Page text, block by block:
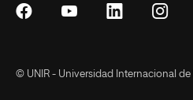
SíguenosSíguenos
Síguenos
© UNIR - Universidad Internacional de